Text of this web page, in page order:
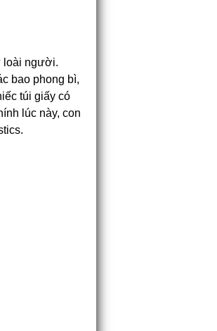
loài người.
bao phong bì,
túi giấy có
lúc này, con